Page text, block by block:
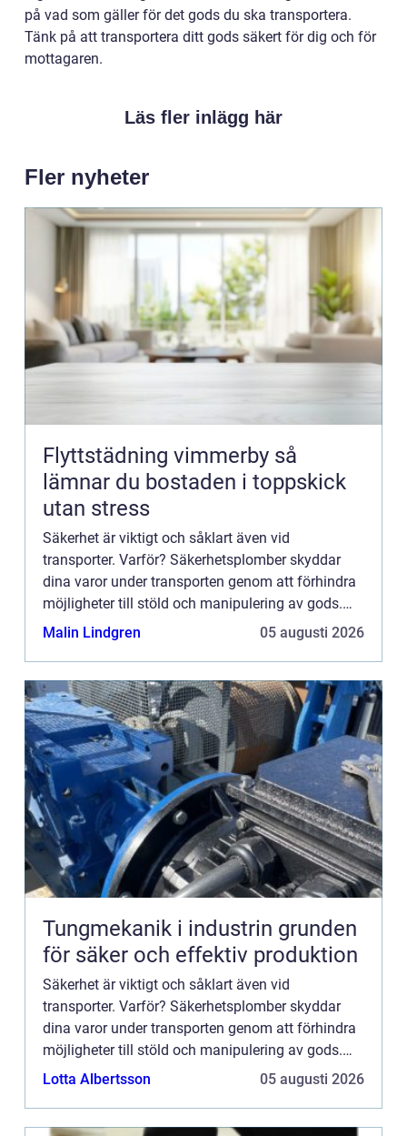
på vad som gäller för det gods du ska transportera.
Tänk på att transportera ditt gods säkert för dig och för
mottagaren.
Läs fler inlägg här
Fler nyheter
Flyttstädning vimmerby så
lämnar du bostaden i toppskick
utan stress
Säkerhet är viktigt och såklart även vid
transporter. Varför? Säkerhetsplomber skyddar
dina varor under transporten genom att förhindra
möjligheter till stöld och manipulering av gods.
Det är inte ba...
Malin Lindgren 05 augusti 2026
Tungmekanik i industrin grunden
för säker och effektiv produktion
Säkerhet är viktigt och såklart även vid
transporter. Varför? Säkerhetsplomber skyddar
dina varor under transporten genom att förhindra
möjligheter till stöld och manipulering av gods.
Det är inte ba...
Lotta Albertsson 05 augusti 2026